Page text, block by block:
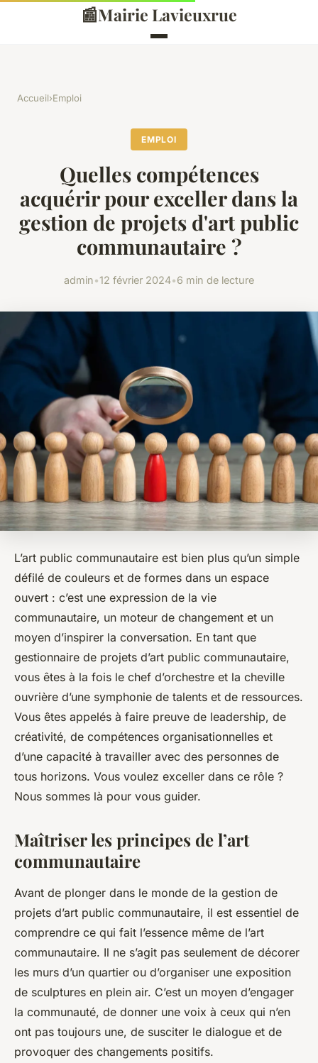
📰Mairie Lavieuxrue
Accueil›Emploi
EMPLOI
Quelles compétences
acquérir pour exceller dans la
gestion de projets d'art public
communautaire ?
admin•12 février 2024•6 min de lecture
L’art public communautaire est bien plus qu’un simple
défilé de couleurs et de formes dans un espace
ouvert : c’est une expression de la vie
communautaire, un moteur de changement et un
moyen d’inspirer la conversation. En tant que
gestionnaire de projets d’art public communautaire,
vous êtes à la fois le chef d’orchestre et la cheville
ouvrière d’une symphonie de talents et de ressources.
Vous êtes appelés à faire preuve de leadership, de
créativité, de compétences organisationnelles et
d’une capacité à travailler avec des personnes de
tous horizons. Vous voulez exceller dans ce rôle ?
Nous sommes là pour vous guider.
Maîtriser les principes de l’art
communautaire
Avant de plonger dans le monde de la gestion de
projets d’art public communautaire, il est essentiel de
comprendre ce qui fait l’essence même de l’art
communautaire. Il ne s’agit pas seulement de décorer
les murs d’un quartier ou d’organiser une exposition
de sculptures en plein air. C’est un moyen d’engager
la communauté, de donner une voix à ceux qui n’en
ont pas toujours une, de susciter le dialogue et de
provoquer des changements positifs.